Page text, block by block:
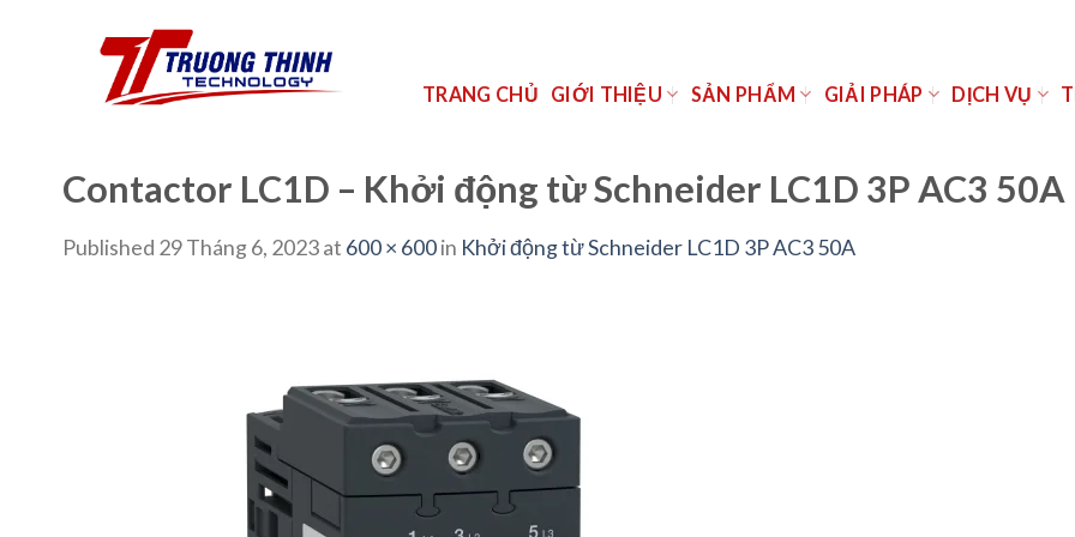
TRANG CHỦ GIỚI THIỆU SẢN PHẨM GIẢI PHÁP DỊCH VỤ
Contactor LC1D – Khởi động từ Schneider LC1D 3P AC3 50A
Published 29 Tháng 6, 2023at 600 × 600in Khởi động từ Schneider LC1D 3P AC3 50A